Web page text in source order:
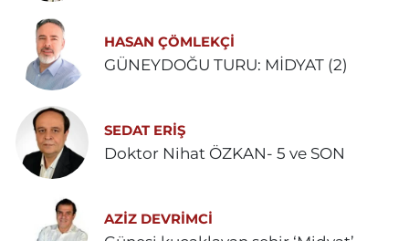
HASAN ÇÖMLEKÇİ
GÜNEYDOĞU TURU: MİDYAT (2)
SEDAT ERİŞ
Doktor Nihat ÖZKAN- 5 ve SON
AZIZ DEVRIMCI